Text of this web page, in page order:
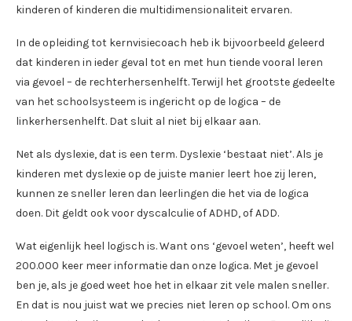
kinderen of kinderen die multidimensionaliteit ervaren.
In de opleiding tot kernvisiecoach heb ik bijvoorbeeld geleerd
dat kinderen in ieder geval tot en met hun tiende vooral leren
via gevoel – de rechterhersenhelft. Terwijl het grootste gedeelte
van het schoolsysteem is ingericht op de logica – de
linkerhersenhelft. Dat sluit al niet bij elkaar aan.
Net als dyslexie, dat is een term. Dyslexie ‘bestaat niet’. Als je
kinderen met dyslexie op de juiste manier leert hoe zij leren,
kunnen ze sneller leren dan leerlingen die het via de logica
doen. Dit geldt ook voor dyscalculie of ADHD, of ADD.
Wat eigenlijk heel logisch is. Want ons ‘gevoel weten’, heeft wel
200.000 keer meer informatie dan onze logica. Met je gevoel
ben je, als je goed weet hoe het in elkaar zit vele malen sneller.
En dat is nou juist wat we precies niet leren op school. Om ons